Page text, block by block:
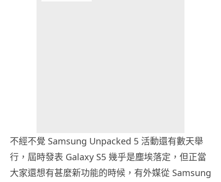
不經不覺 Samsung Unpacked 5 活動還有數天舉
行，屆時發表 Galaxy S5 幾乎是塵埃落定，但正當
大家還想有甚麼新功能的時候，有外媒從 Samsung